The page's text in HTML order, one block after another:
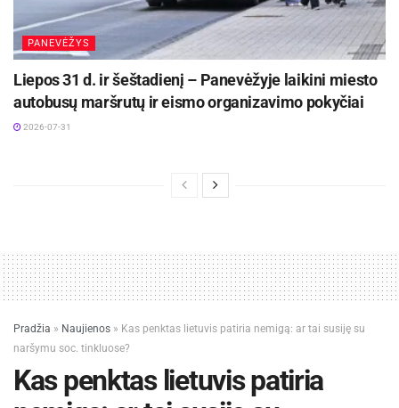
PANEVĖŽYS
Liepos 31 d. ir šeštadienį – Panevėžyje laikini miesto
autobusų maršrutų ir eismo organizavimo pokyčiai
2026-07-31
Pradžia » Naujienos » Kas penktas lietuvis patiria nemigą: ar tai susiję su
naršymu soc. tinkluose?
Kas penktas lietuvis patiria